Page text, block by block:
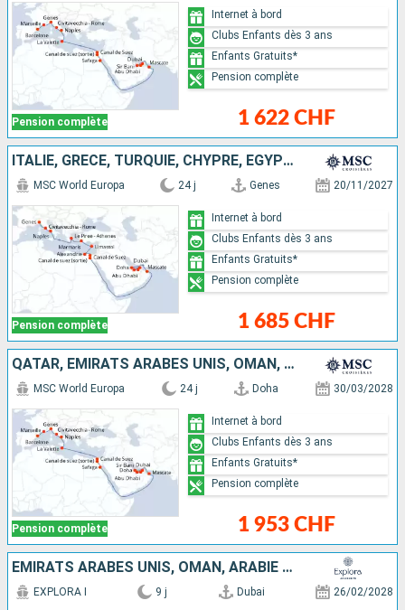
Pension complète 1 622 CHF
Internet à bord
Clubs Enfants dès 3 ans
Enfants Gratuits*
Pension complète
ITALIE, GRÈCE, TURQUIE, CHYPRE, EGYPTE, OMAN, QATAR, EMIRATS ARABES UNIS
Pension complète
MSC World Europa 24 j Genes 20/11/2027
1 685 CHF
Internet à bord
Clubs Enfants dès 3 ans
Enfants Gratuits*
Pension complète
QATAR, EMIRATS ARABES UNIS, OMAN, EGYPTE, MALTE, ITALIE, FRANCE, ESPAGNE
Pension complète
MSC World Europa 24 j Doha 30/03/2028
1 953 CHF
Internet à bord
Clubs Enfants dès 3 ans
Enfants Gratuits*
Pension complète
EMIRATS ARABES UNIS, OMAN, ARABIE SAOUDITE
EXPLORA I 9 j Dubai 26/02/2028